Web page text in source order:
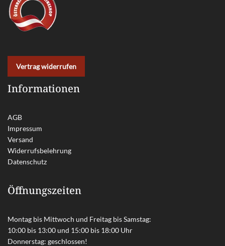
Vertrag widerrufen
Informationen
AGB
Impressum
Versand
Widerrufsbelehrung
Datenschutz
Öffnungszeiten
Montag bis Mittwoch und Freitag bis Samstag:
10:00 bis 13:00 und 15:00 bis 18:00 Uhr
Donnerstag: geschlossen!